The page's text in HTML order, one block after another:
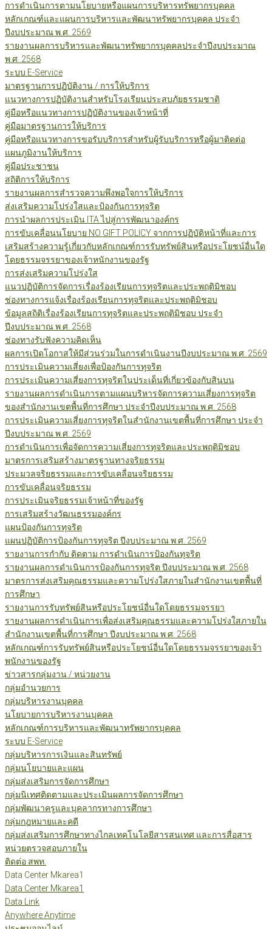
การดำเนินการตามนโยบายหรือแผนการบริหารทรัพยากรบุคคล
หลักเกณฑ์และแผนการบริหารและพัฒนาทรัพยากรบุคคล ประจำ
ปีงบประมาณ พ.ศ. 2569
รายงานผลการบริหารและพัฒนาทรัพยากรบุคคลประจำปีงบประมาณ
พ.ศ. 2568
ระบบ E-Service
มาตรฐานการปฏิบัติงาน / การให้บริการ
แนวทางการปฏิบัติงานสำหรับโรงเรียนประสบภัยธรรมชาติ
คู่มือหรือแนวทางการปฏิบัติงานของเจ้าหน้าที่
คู่มือมาตรฐานการให้บริการ
คู่มือหรือแนวทางการขอรับบริการสำหรับผู้รับบริการหรือผู้มาติดต่อ
แผนภูมิงานให้บริการ
คู่มือประชาชน
สถิติการให้บริการ
รายงานผลการสำรวจความพึงพอใจการให้บริการ
ส่งเสริมความโปร่งใสและป้องกันการทุจริต
การนำผลการประเมิน ITA ไปสู่การพัฒนาองค์กร
การขับเคลื่อนนโยบาย NO GIFT POLICY จากการปฏิบัติหน้าที่และการ
เสริมสร้างความรู้เกี่ยวกับหลักเกณฑ์การรับทรัพย์สินหรือประโยชน์อื่นใด
โดยธรรมจรรยาของเจ้าหนักงานของรัฐ
การส่งเสริมความโปร่งใส
แนวปฏิบัติการจัดการเรื่องร้องเรียนการทุจริตและประพฤติมิชอบ
ช่องทางการแจ้งเรื่องร้องเรียนการทุจริตและประพฤติมิชอบ
ข้อมูลสถิติเรื่องร้องเรียนการทุจริตและประพฤติมิชอบ ประจำ
ปีงบประมาณ พ.ศ. 2568
ช่องทางรับฟังความคิดเห็น
ผลการเปิดโอกาสให้มีส่วนร่วมในการดำเนินงานปีงบประมาณ พ.ศ. 2569
การประเมินความเสี่ยงเพื่อป้องกันการทุจริต
การประเมินความเสี่ยงการทุจริตในประเด็นที่เกี่ยวข้องกับสินบน
รายงานผลการดำเนินการตามแผนบริหารจัดการความเสี่ยงการทุจริต
ของสำนักงานเขตพื้นที่การศึกษา ประจำปีงบประมาณ พ.ศ. 2568
การประเมินความเสี่ยงการทุจริตในสำนักงานเขตพื้นที่การศึกษา ประจำ
ปีงบประมาณ พ.ศ. 2569
การดำเนินการเพื่อจัดการความเสี่ยงการทุจริตและประพฤติมิชอบ
มาตรการเสริมสร้างมาตรฐานทางจริยธรรม
ประมวลจริยธรรมและการขับเคลื่อนจริยธรรม
การขับเคลื่อนจริยธรรม
การประเมินจริยธรรมเจ้าหน้าที่ของรัฐ
การเสริมสร้างวัฒนธรรมองค์กร
แผนป้องกันการทุจริต
แผนปฏิบัติการป้องกันการทุจริต ปีงบประมาณ พ.ศ. 2569
รายงานการกำกับ ติดตาม การดำเนินการป้องกันทุจริต
รายงานผลการดำเนินการป้องกันการทุจริต ปีงบประมาณ พ.ศ. 2568
มาตรการส่งเสริมคุณธรรมและความโปร่งใสภายในสำนักงานเขตพื้นที่
การศึกษา
รายงานการรับทรัพย์สินหรือประโยชน์อื่นใดโดยธรรมจรรยา
รายงานผลการดำเนินการเพื่อส่งเสริมคุณธรรมและความโปร่งใสภายใน
สำนักงานเขตพื้นที่การศึกษา ปีงบประมาณ พ.ศ. 2568
หลักเกณฑ์การรับทรัพย์สินหรือประโยชน์อื่นใดโดยธรรมจรรยาของเจ้า
พนักงานของรัฐ
ข่าวสารกลุ่มงาน / หน่วยงาน
กลุ่มอำนวยการ
กลุ่มบริหารงานบุคคล
นโยบายการบริหารงานบุคคล
หลักเกณฑ์การบริหารและพัฒนาทรัพยากรบุคคล
ระบบ E-Service
กลุ่มบริหารการเงินและสินทรัพย์
กลุ่มนโยบายและแผน
กลุ่มส่งเสริมการจัดการศึกษา
กลุ่มนิเทศติดตามและประเมินผลการจัดการศึกษา
กลุ่มพัฒนาครูและบุคลากรทางการศึกษา
กลุ่มกฎหมายและคดี
กลุ่มส่งเสริมการศึกษาทางไกลเทคโนโลยีสารสนเทศ และการสื่อสาร
หน่วยตรวจสอบภายใน
ติดต่อ สพท.
Data Center Mkarea1
Data Center Mkarea1
Data Link
Anywhere Anytime